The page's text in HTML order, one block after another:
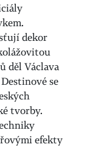
dekor
děl Václava
se
tvorby.
efekty